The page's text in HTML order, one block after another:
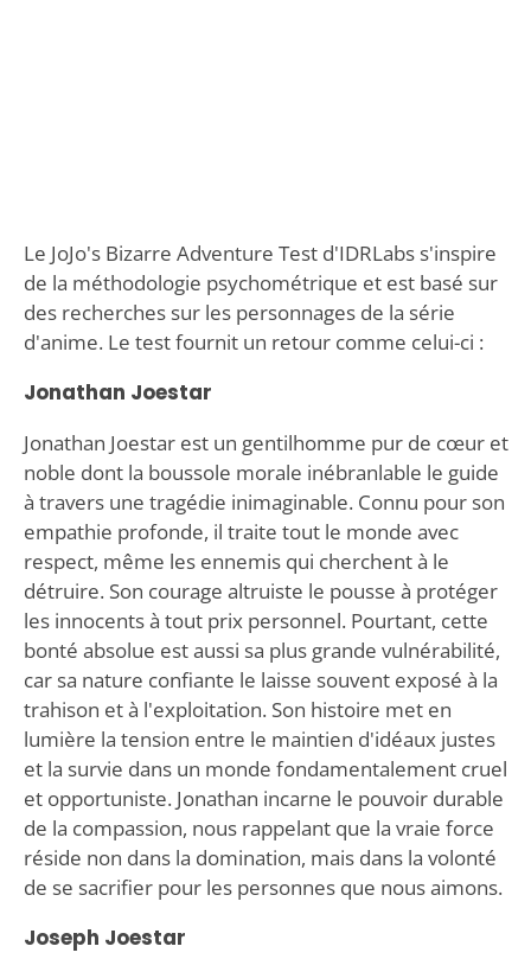
Le JoJo's Bizarre Adventure Test d'IDRLabs s'inspire
de la méthodologie psychométrique et est basé sur
des recherches sur les personnages de la série
d'anime. Le test fournit un retour comme celui-ci :
Jonathan Joestar
Jonathan Joestar est un gentilhomme pur de cœur et
noble dont la boussole morale inébranlable le guide
à travers une tragédie inimaginable. Connu pour son
empathie profonde, il traite tout le monde avec
respect, même les ennemis qui cherchent à le
détruire. Son courage altruiste le pousse à protéger
les innocents à tout prix personnel. Pourtant, cette
bonté absolue est aussi sa plus grande vulnérabilité,
car sa nature confiante le laisse souvent exposé à la
trahison et à l'exploitation. Son histoire met en
lumière la tension entre le maintien d'idéaux justes
et la survie dans un monde fondamentalement cruel
et opportuniste. Jonathan incarne le pouvoir durable
de la compassion, nous rappelant que la vraie force
réside non dans la domination, mais dans la volonté
de se sacrifier pour les personnes que nous aimons.
Joseph Joestar